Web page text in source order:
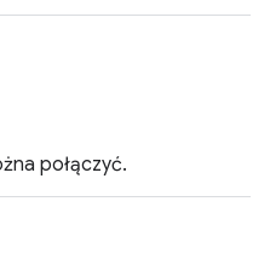
połączyć.